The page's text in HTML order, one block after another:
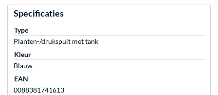
Specificaties
Type
Planten-/drukspuit met tank
Kleur
Blauw
EAN
0088381741613